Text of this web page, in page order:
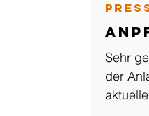
Sehr
der